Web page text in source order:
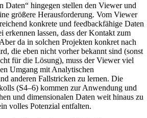
Daten“ hingegen stellen den Viewer und
größere Herausforderung. Vom Viewer
konkrete und feedbackfähige Daten
erkennen lassen, dass der Kontakt zum
da in solchen Projekten konkret nach
die eben nicht vorher bekannt sind (sonst
für die Lösung), muss der Viewer viel
Umgang mit Analytischen
anderen Fallstricken zu lernen. Die
(S4–6) kommen zur Anwendung und
und dimensionalen Daten weit hinaus zu
volles Potenzial entfalten.